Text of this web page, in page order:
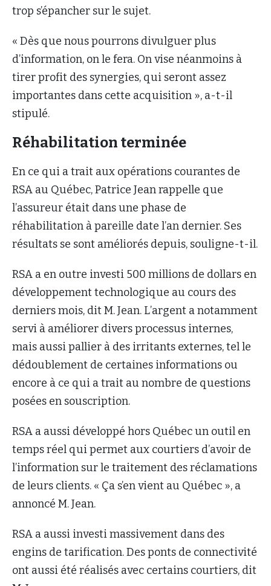
trop s’épancher sur le sujet.
« Dès que nous pourrons divulguer plus
d’information, on le fera. On vise néanmoins à
tirer profit des synergies, qui seront assez
importantes dans cette acquisition », a-t-il
stipulé.
Réhabilitation terminée
En ce qui a trait aux opérations courantes de
RSA au Québec, Patrice Jean rappelle que
l’assureur était dans une phase de
réhabilitation à pareille date l’an dernier. Ses
résultats se sont améliorés depuis, souligne-t-il.
RSA a en outre investi 500 millions de dollars en
développement technologique au cours des
derniers mois, dit M. Jean. L’argent a notamment
servi à améliorer divers processus internes,
mais aussi pallier à des irritants externes, tel le
dédoublement de certaines informations ou
encore à ce qui a trait au nombre de questions
posées en souscription.
RSA a aussi développé hors Québec un outil en
temps réel qui permet aux courtiers d’avoir de
l’information sur le traitement des réclamations
de leurs clients. « Ça s’en vient au Québec », a
annoncé M. Jean.
RSA a aussi investi massivement dans des
engins de tarification. Des ponts de connectivité
ont aussi été réalisés avec certains courtiers, dit